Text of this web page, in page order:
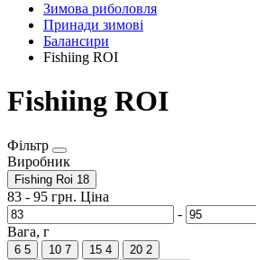
Зимова риболовля
Принади зимові
Балансири
Fishiing ROI
Fishiing ROI
Фільтр
Виробник
Fishing Roi 18
83 - 95 грн. Ціна
-
Вага, г
6 5 10 7 15 4 20 2